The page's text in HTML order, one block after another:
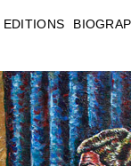
EDITIONS